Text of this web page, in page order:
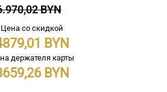
BYN
Цена со скидкой
держателя карты